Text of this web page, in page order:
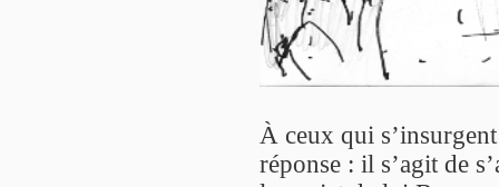
À ceux qui
réponse : il s’agit de